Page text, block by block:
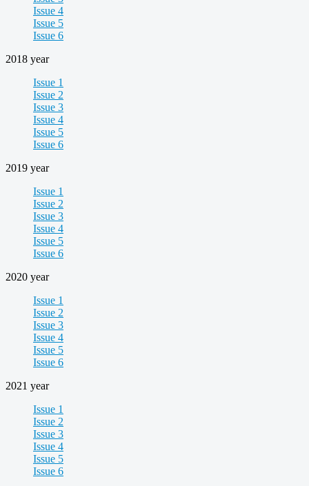
Issue 4
Issue 5
Issue 6
2018 year
Issue 1
Issue 2
Issue 3
Issue 4
Issue 5
Issue 6
2019 year
Issue 1
Issue 2
Issue 3
Issue 4
Issue 5
Issue 6
2020 year
Issue 1
Issue 2
Issue 3
Issue 4
Issue 5
Issue 6
2021 year
Issue 1
Issue 2
Issue 3
Issue 4
Issue 5
Issue 6